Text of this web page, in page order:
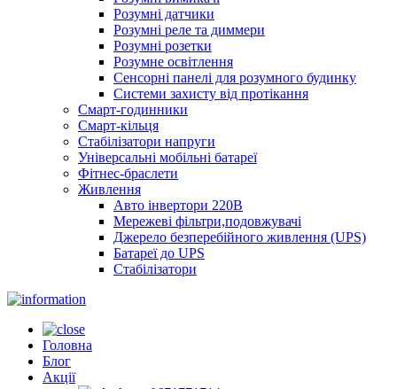
Розумні датчики
Розумні реле та диммери
Розумні розетки
Розумне освітлення
Сенсорні панелі для розумного будинку
Системи захисту від протікання
Смарт-годинники
Смарт-кільця
Стабілізатори напруги
Універсальні мобільні батареї
Фітнес-браслети
Живлення
Авто інвертори 220В
Мережеві фільтри,подовжувачі
Джерело безперебійного живлення (UPS)
Батареї до UPS
Стабілізатори
Головна
Блог
Акції